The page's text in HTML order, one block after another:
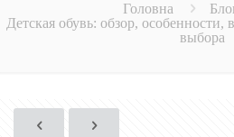
Головна
Детская обувь: обзор,
выбора